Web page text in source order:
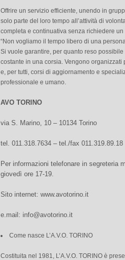
Offrire un servizio efficiente, unendo in
solo parte del loro tempo all’attività di
completa e continuativa senza richiedere
“Non vogliamo il tempo libero di una
Si vuole garantire, per quanto reso
costante in una corsia. Vengono
e, per tutti, corsi di aggiornamento e
professionale e umano.
AVO TORINO
via S. Marino, 10 – 10134 Torino
tel. 011.318.7634 – tel./fax 011.319.89.18
Per informazioni telefonare in segreteria
giovedì ore 17-19.
Sito internet: www.avotorino.it
e.mail: info@avotorino.it
Come nasce L’A.V.O. TORINO
Costituita nel 1981, L’A.V.O. TORINO è